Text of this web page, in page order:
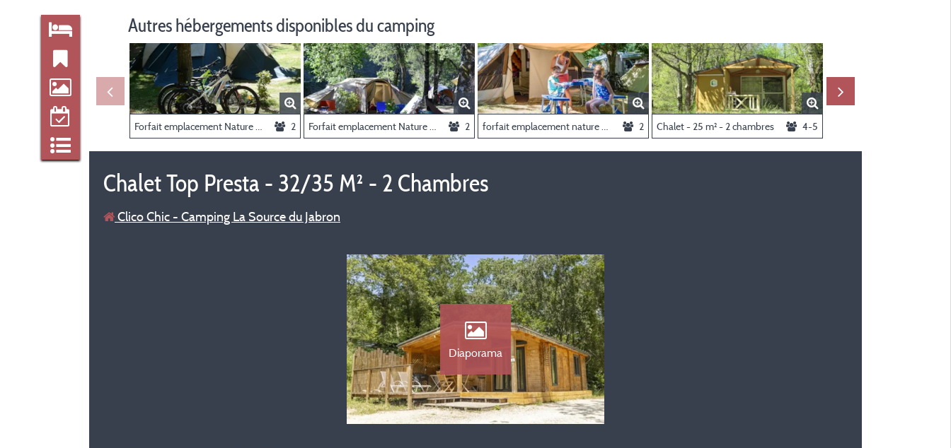
Autres hébergements disponibles du camping
2 2 2 Chalet - 25 m² - 2 chambres 4-5
Chalet Top Presta - 32/35 M² - 2 Chambres
Clico Chic - Camping La Source du Jabron
Diaporama